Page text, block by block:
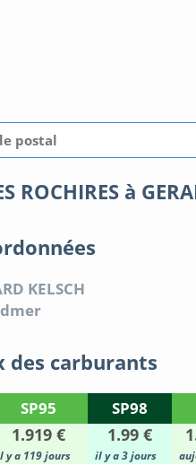
ROCHIRES à
KELSCH
des carburants
SP95 SP98
1.919 € 1.99 €
y a 119 jours il y a 3 jours